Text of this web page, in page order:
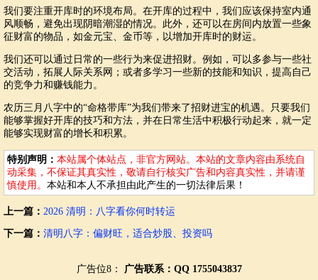
我们要注重开库时的环境布局。在开库的过程中，我们应该保持室内通
风顺畅，避免出现阴暗潮湿的情况。此外，还可以在房间内放置一些象
征财富的物品，如金元宝、金币等，以增加开库时的财运。
我们还可以通过日常的一些行为来促进招财。例如，可以多参与一些社
交活动，拓展人际关系网；或者多学习一些新的技能和知识，提高自己
的竞争力和赚钱能力。
农历三月八字中的“命格带库”为我们带来了招财进宝的机遇。只要我们
能够掌握好开库的技巧和方法，并在日常生活中积极行动起来，就一定
能够实现财富的增长和积累。
特别声明： 本站属个体站点，非官方网站。本站的文章内容由系统自
动采集，不保证其真实性，敬请自行核实广告和内容真实性，并请谨
慎使用。 本站和本人不承担由此产生的一切法律后果！
上一篇： 2026 清明：八字看你何时转运
下一篇： 清明八字：偏财旺，适合炒股、投资吗
广告位8： 广告联系：QQ 1755043837